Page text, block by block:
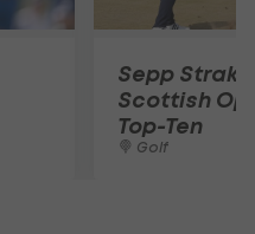
Sepp
Scottish
Top-Ten
Golf